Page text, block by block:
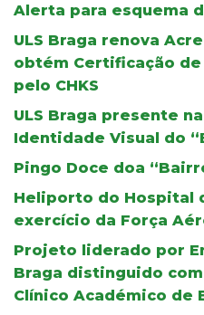
Alerta para esquema
ULS Braga renova
obtém Certificação de
pelo CHKS
ULS Braga presente
Identidade Visual do
Pingo Doce doa
Heliporto do Hospital
exercício da Força
Projeto liderado por
Braga distinguido
Clínico Académico de